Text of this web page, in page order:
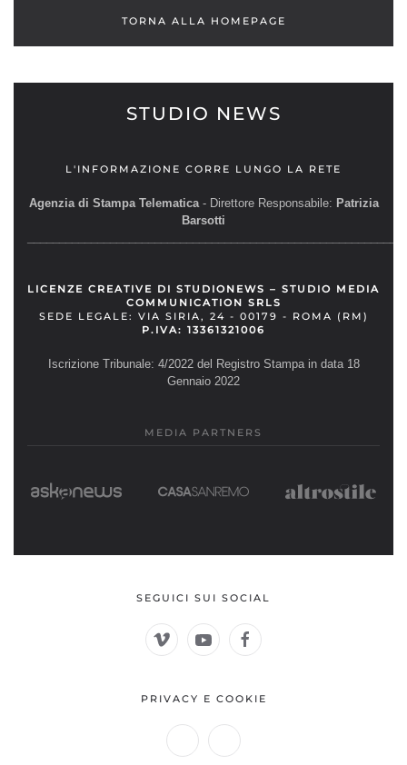
TORNA ALLA HOMEPAGE
STUDIO NEWS
L'INFORMAZIONE CORRE LUNGO LA RETE
Agenzia di Stampa Telematica- Direttore Responsabile: Patrizia
Barsotti
LICENZE CREATIVE DI STUDIONEWS – STUDIO MEDIA
COMMUNICATION SRLS
SEDE LEGALE: VIA SIRIA, 24 - 00179 - ROMA (RM)
P.IVA: 13361321006
Iscrizione Tribunale: 4/2022 del Registro Stampa in data 18
Gennaio 2022
MEDIA PARTNERS
SEGUICI SUI SOCIAL
PRIVACY E COOKIE